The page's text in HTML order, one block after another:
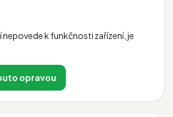
nepovede k funkčnosti zařízení, je
opravou